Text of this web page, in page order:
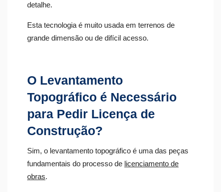
detalhe.
Esta tecnologia é muito usada em terrenos de
grande dimensão ou de difícil acesso.
O Levantamento
Topográfico é Necessário
para Pedir Licença de
Construção?
Sim, o levantamento topográfico é uma das peças
fundamentais do processo de licenciamento de
obras.